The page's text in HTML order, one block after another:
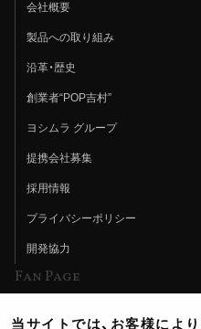
会社概要
製品への取り組み
沿革・歴史
創業者“POP吉村”
ヨシムラ グループ
提携会社募集
採用情報
プライバシーポリシー
開発協力
Fan Page
当サイトでは、お客様によ